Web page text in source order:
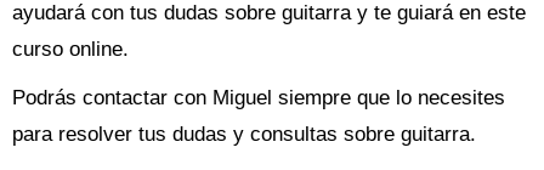
ayudará con tus dudas sobre guitarra y te guiará en este
curso online.
Podrás contactar con Miguel siempre que lo necesites
para resolver tus dudas y consultas sobre guitarra.